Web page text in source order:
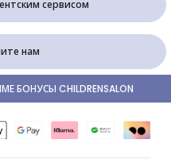
сервисом
нам
БОНУСЫ CHILDRENSALON